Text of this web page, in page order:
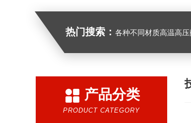
热门搜索： 各种不同材质高温高压阀门
产品分类
PRODUCT CATEGORY